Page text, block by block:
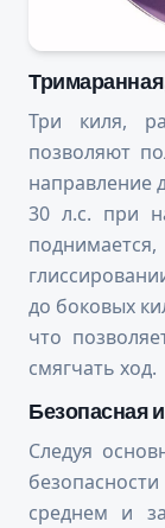
Три киля,
позволяют
направление
30 л.с. при
до боковых
что
смягчать ход.
Безопасная
Следуя
среднем и